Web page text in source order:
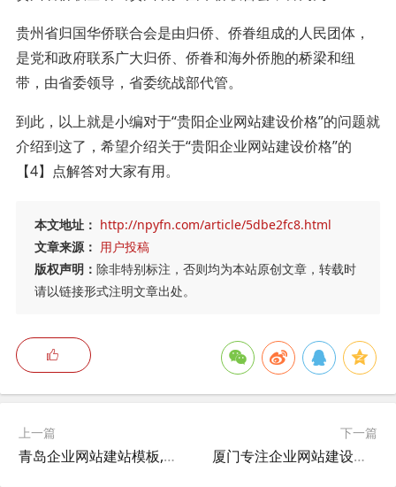
贵州省归国华侨联合会是由归侨、侨眷组成的人民团体，
是党和政府联系广大归侨、侨眷和海外侨胞的桥梁和纽
带，由省委领导，省委统战部代管。
到此，以上就是小编对于“贵阳企业网站建设价格”的问题就
介绍到这了，希望介绍关于“贵阳企业网站建设价格”的
【4】点解答对大家有用。
本文地址： http://npyfn.com/article/5dbe2fc8.html
文章来源： 用户投稿
版权声明： 除非特别标注，否则均为本站原创文章，转载时
请以链接形式注明文章出处。
上一篇
青岛企业网站建站模板,青岛网站制作价格哪家很实惠？
下一篇
厦门专注企业网站建设有限公司,有谁知道厦门有哪些比较大的本地网站？